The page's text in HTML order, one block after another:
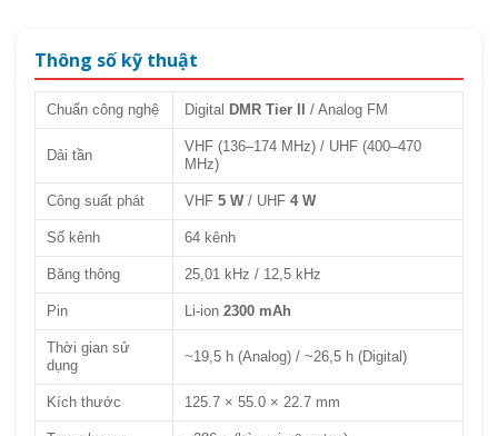
Thông số kỹ thuật
Chuẩn công nghệ Digital DMR Tier II / Analog FM
Dải tần
VHF (136–174 MHz) / UHF (400–470
MHz)
Công suất phát VHF 5 W / UHF 4 W
Số kênh 64 kênh
Băng thông 25,01 kHz / 12,5 kHz
Pin Li-ion 2300 mAh
Thời gian sử
dụng
~19,5 h (Analog) / ~26,5 h (Digital)
Kích thước 125.7 × 55.0 × 22.7 mm